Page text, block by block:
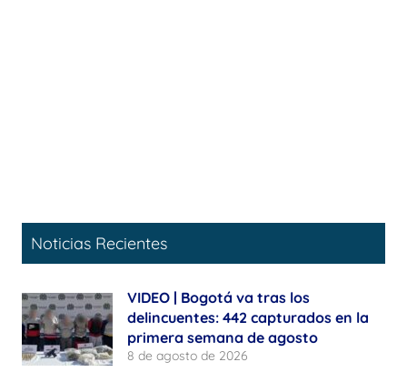
Noticias Recientes
VIDEO | Bogotá va tras los
delincuentes: 442 capturados en la
primera semana de agosto
8 de agosto de 2026